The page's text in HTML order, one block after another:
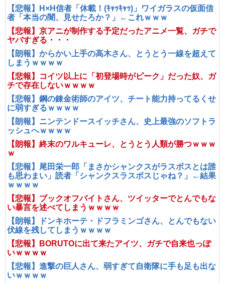
【悲報】H×H信者「休載！(ｷｬｯｷｬｯ)」ワイガラスの仮面信
者「本当の闇、見せたろか？」←これｗｗｗ
【悲報】京アニが制作する予定だったアニメ一覧、ガチで
ヤバすぎる・・・
【朗報】からかい上手の高木さん、とうとう一線を超えて
しまうｗｗｗｗ
【悲報】コイツ以上に「初登場時がピーク」だった奴、ガ
チで存在しないｗｗｗｗ
【悲報】鋼の錬金術師のアイツ、チート能力持ってるくせ
に弱すぎるｗｗｗｗ
【朗報】ニンテンドースイッチさん、史上最強のソフトラ
ッシュへｗｗｗｗ
【朗報】終末のワルキューレ、とうとう人類が勝つｗｗｗ
ｗ
【悲報】尾田栄一郎「まさかシャンクスがラスボスとは誰
も思わまい」読者「シャンクスラスボスじゃね？」←結果
ｗｗｗｗ
【悲報】ブックオフバイトさん、ツイッターでとんでもな
い暴言を述べてしまうｗｗｗｗ
【朗報】ドンキホーテ・ドフラミンゴさん、とんでもない
伏線を残してしまうｗｗｗｗ
【悲報】BORUTOに出て来たアイツ、ガチで自来也っぽ
いｗｗｗｗ
【悲報】進撃の巨人さん、弱すぎて自衛隊に手も足も出な
いｗｗｗｗ